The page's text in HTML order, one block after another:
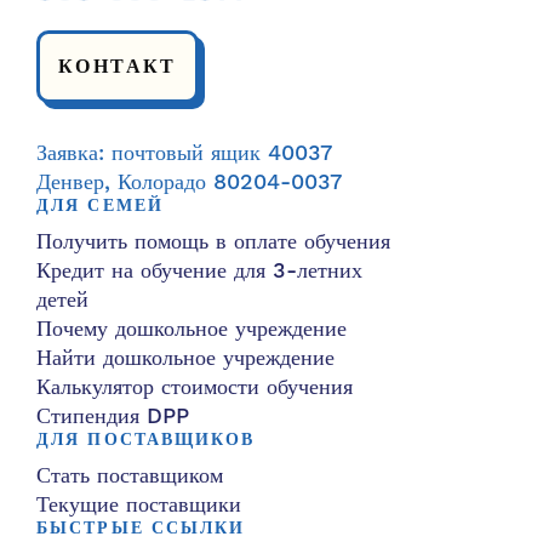
КОНТАКТ
Заявка: почтовый ящик 40037
Денвер, Колорадо 80204-0037
ДЛЯ СЕМЕЙ
Получить помощь в оплате обучения
Кредит на обучение для 3-летних
детей
Почему дошкольное учреждение
Найти дошкольное учреждение
Калькулятор стоимости обучения
Стипендия DPP
ДЛЯ ПОСТАВЩИКОВ
Стать поставщиком
Текущие поставщики
БЫСТРЫЕ ССЫЛКИ